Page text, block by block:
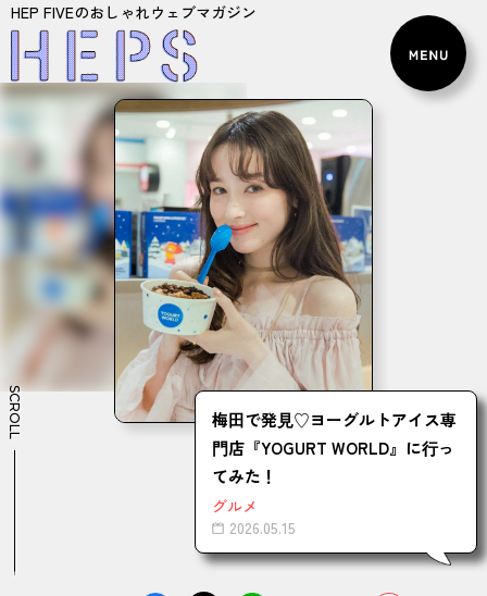
HEP FIVEのおしゃれウェブマガジン
梅⽥で発⾒♡ヨーグルトアイス専
⾨店『YOGURT WORLD』に⾏っ
てみた！
グルメ
2026.05.15
SCROLL